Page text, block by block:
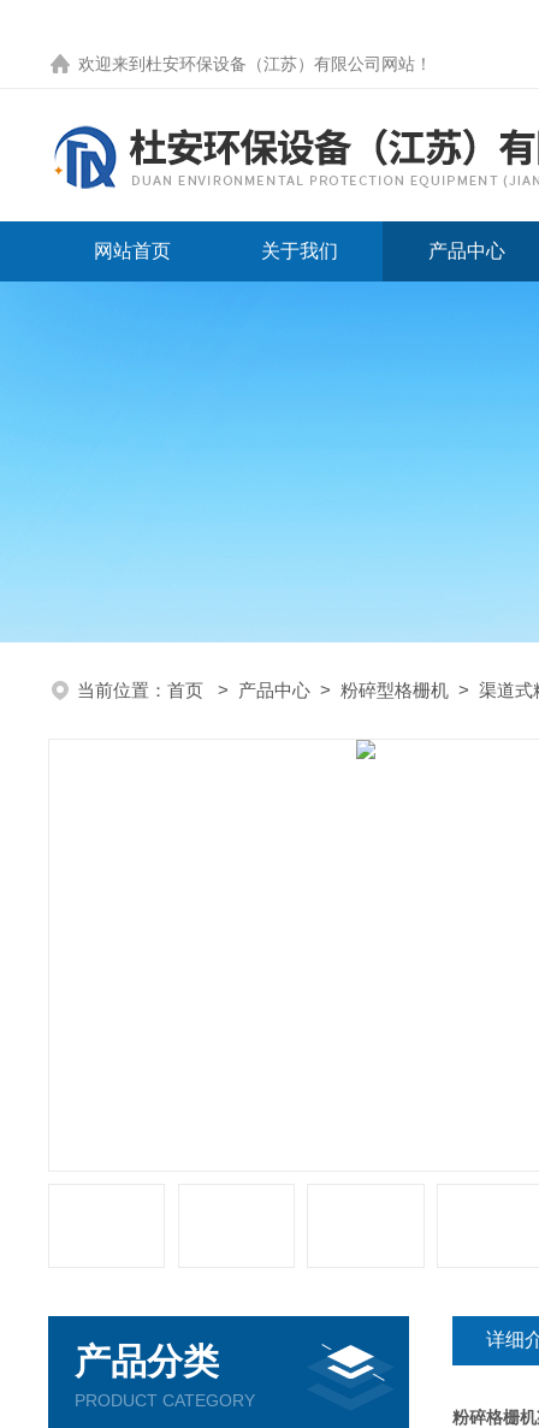
欢迎来到 杜安环保设备（江苏）有限公司网站 ！
网站首页 关于我们 产品中心
当前位置： 首页 > 产品中心 > 粉碎型格栅机 > 渠道式
产品分类
PRODUCT CATEGORY
详细
粉碎格栅